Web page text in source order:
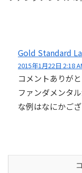
Gold Standard
2015年1月22日 2:18
コメントありが
ファンダメンタ
な例はなにかご